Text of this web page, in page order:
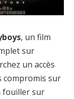
, un film
sur
un accès
compromis sur
fouiller sur